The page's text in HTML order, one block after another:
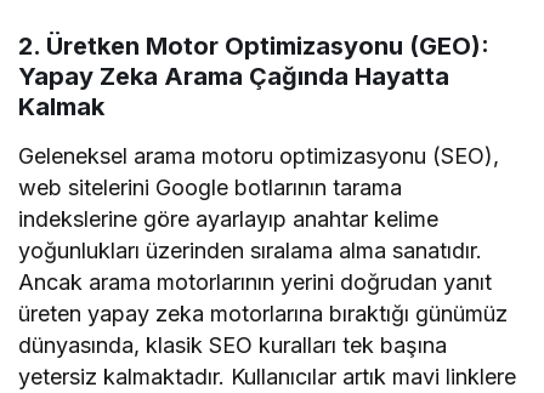
2. Üretken Motor Optimizasyonu (GEO):
Yapay Zeka Arama Çağında Hayatta
Kalmak
Geleneksel arama motoru optimizasyonu (SEO),
web sitelerini Google botlarının tarama
indekslerine göre ayarlayıp anahtar kelime
yoğunlukları üzerinden sıralama alma sanatıdır.
Ancak arama motorlarının yerini doğrudan yanıt
üreten yapay zeka motorlarına bıraktığı günümüz
dünyasında, klasik SEO kuralları tek başına
yetersiz kalmaktadır. Kullanıcılar artık mavi linklere